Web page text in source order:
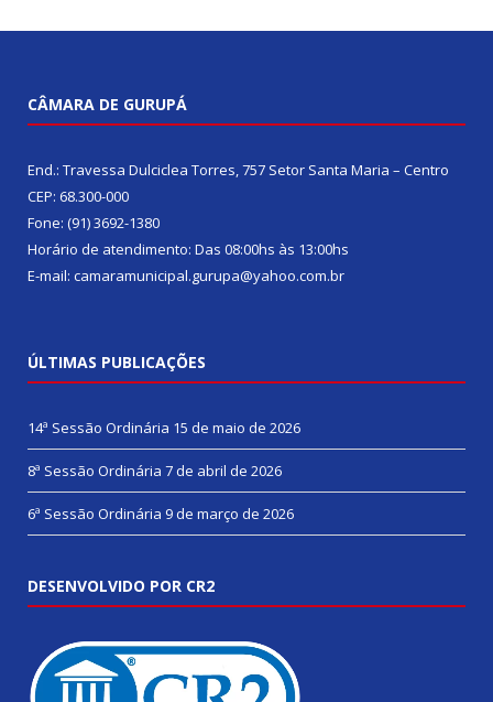
CÂMARA DE GURUPÁ
End.: Travessa Dulciclea Torres, 757 Setor Santa Maria – Centro
CEP: 68.300-000
Fone: (91) 3692-1380
Horário de atendimento: Das 08:00hs às 13:00hs
E-mail: camaramunicipal.gurupa@yahoo.com.br
ÚLTIMAS PUBLICAÇÕES
14ª Sessão Ordinária 15 de maio de 2026
8ª Sessão Ordinária 7 de abril de 2026
6ª Sessão Ordinária 9 de março de 2026
DESENVOLVIDO POR CR2